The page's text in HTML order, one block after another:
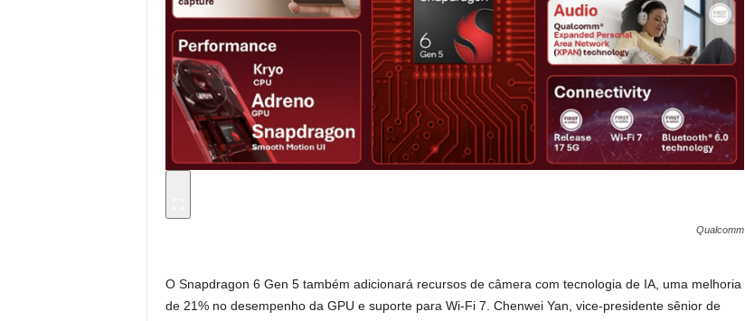
Qualcomm
O Snapdragon 6 Gen 5 também adicionará recursos de câmera com tecnologia de IA, uma melhoria
de 21% no desempenho da GPU e suporte para Wi-Fi 7. Chenwei Yan, vice-presidente sênior de